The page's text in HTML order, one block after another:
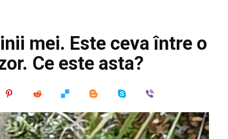
mei. Este ceva între o
Ce este asta?